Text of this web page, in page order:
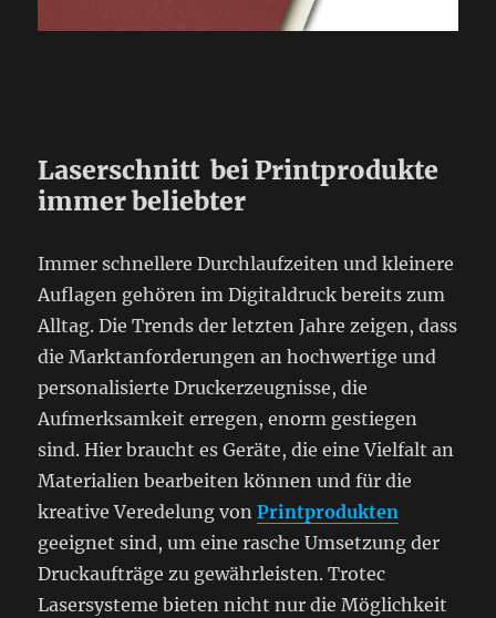
Laserschnitt bei Printprodukte
immer beliebter
Immer schnellere Durchlaufzeiten und kleinere
Auflagen gehören im Digitaldruck bereits zum
Alltag. Die Trends der letzten Jahre zeigen, dass
die Marktanforderungen an hochwertige und
personalisierte Druckerzeugnisse, die
Aufmerksamkeit erregen, enorm gestiegen
sind. Hier braucht es Geräte, die eine Vielfalt an
Materialien bearbeiten können und für die
kreative Veredelung vonPrintprodukten
geeignet sind, um eine rasche Umsetzung der
Druckaufträge zu gewährleisten. Trotec
Lasersysteme bieten nicht nur die Möglichkeit